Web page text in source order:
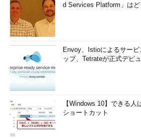
d Services Platform」は
Envoy、Istioによるサー
ップ、Tetrateが正式デビ
【Windows 10】できる
ショートカット